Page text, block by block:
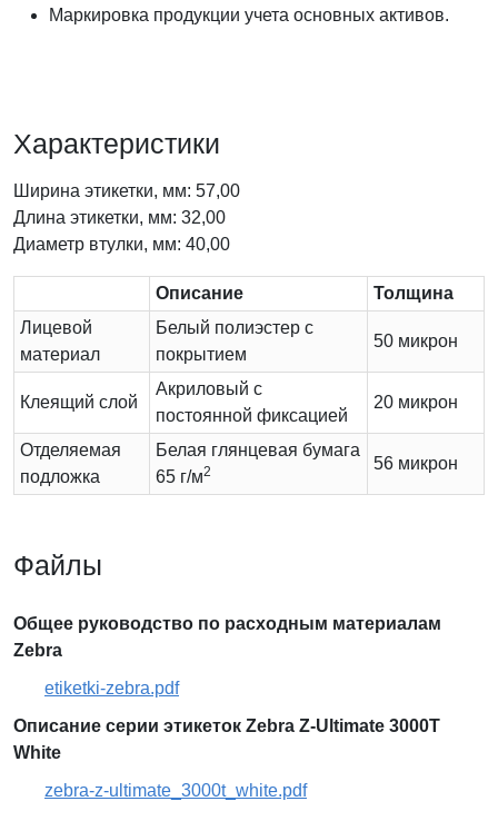
Маркировка продукции учета основных активов.
Характеристики
Ширина этикетки, мм: 57,00
Длина этикетки, мм: 32,00
Диаметр втулки, мм: 40,00
Описание
Толщина
Лицевой
материал
Белый полиэстер с
покрытием
50 микрон
Клеящий слой
Акриловый с
постоянной фиксацией
20 микрон
Отделяемая
подложка
Белая глянцевая бумага
65 г/м2 56 микрон
Файлы
Общее руководство по расходным материалам
Zebra
etiketki-zebra.pdf
Описание серии этикеток Zebra Z-Ultimate 3000T
White
zebra-z-ultimate_3000t_white.pdf